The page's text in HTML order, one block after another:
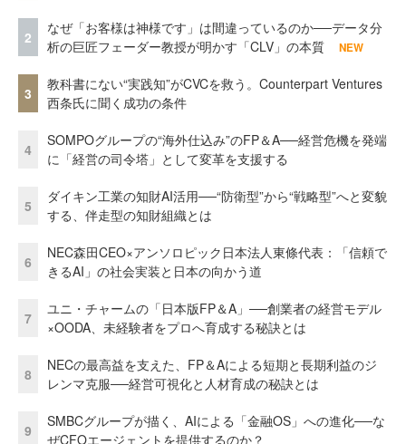
2
なぜ「お客様は神様です」は間違っているのか──データ分
析の巨匠フェーダー教授が明かす「CLV」の本質
NEW
3
教科書にない“実践知”がCVCを救う。Counterpart Ventures
西条氏に聞く成功の条件
4
SOMPOグループの“海外仕込み”のFP＆A──経営危機を発端
に「経営の司令塔」として変革を支援する
5
ダイキン工業の知財AI活用──“防衛型”から“戦略型”へと変貌
する、伴走型の知財組織とは
6
NEC森田CEO×アンソロピック日本法人東條代表：「信頼で
きるAI」の社会実装と日本の向かう道
7
ユニ・チャームの「日本版FP＆A」──創業者の経営モデル
×OODA、未経験者をプロへ育成する秘訣とは
8
NECの最高益を支えた、FP＆Aによる短期と長期利益のジ
レンマ克服──経営可視化と人材育成の秘訣とは
9
SMBCグループが描く、AIによる「金融OS」への進化──な
ぜCFOエージェントを提供するのか？